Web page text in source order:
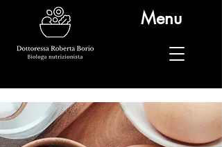
Menu